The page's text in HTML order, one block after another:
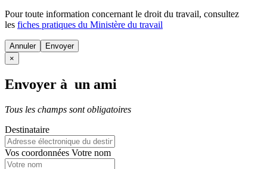
Pour toute information concernant le droit du travail, consultez
les fiches pratiques du Ministère du travail
Annuler
×
Envoyer à un ami
Tous les champs sont obligatoires
Destinataire
Vos coordonnées Votre nom